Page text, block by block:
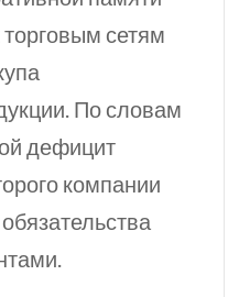
сетям
По словам
дефицит
компании